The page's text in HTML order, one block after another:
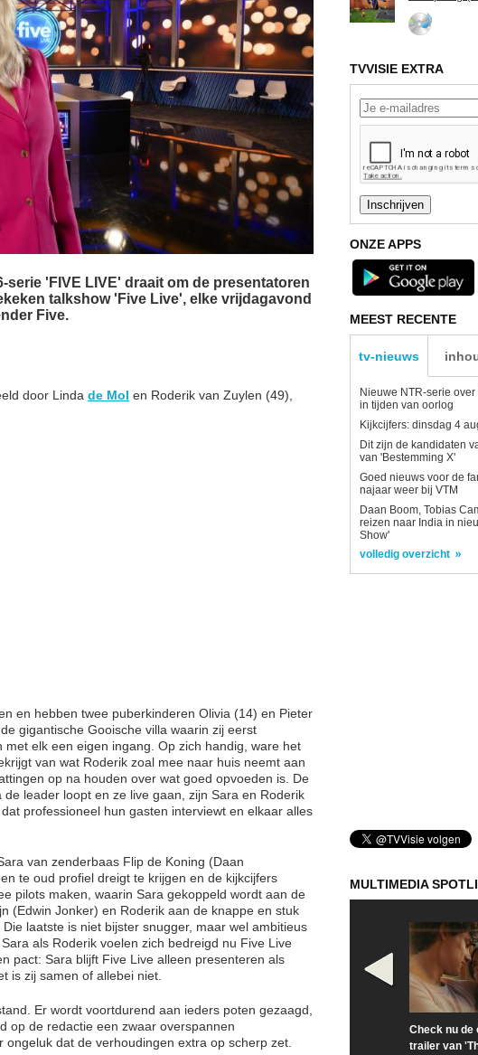
'FIVE LIVE' draait om de presentatoren
talkshow 'Five Live', elke vrijdagavond
Five.
door Linda de Mol en Roderik van Zuylen (49),
en hebben twee puberkinderen Olivia (14) en Pieter
gigantische Gooische villa waarin zij eerst
elk een eigen ingang. Op zich handig, ware het
van wat Roderik zoal mee naar huis neemt aan
op na houden over wat goed opvoeden is. De
leader loopt en ze live gaan, zijn Sara en Roderik
professioneel hun gasten interviewt en elkaar alles
van zenderbaas Flip de Koning (Daan
te oud profiel dreigt te krijgen en de kijkcijfers
pilots maken, waarin Sara gekoppeld wordt aan de
(Edwin Jonker) en Roderik aan de knappe en stuk
laatste is niet bijster snugger, maar wel ambitieus
als Roderik voelen zich bedreigd nu Five Live
pact: Sara blijft Five Live alleen presenteren als
is zij samen of allebei niet.
Er wordt voortdurend aan ieders poten gezaagd,
op de redactie een zwaar overspannen
dat de verhoudingen extra op scherp zet.
TVVISIE EXTRA
ONZE APPS
MEEST RECENTE
tv-nieuws
Nieuwe NTR-serie
in tijden van oorlog
Kijkcijfers: dinsdag 4
Dit zijn de kandidaten
van 'Bestemming X'
Goed nieuws voor de
najaar weer bij VTM
Daan Boom, Tobias
reizen naar India in
Show'
volledig overzicht
MULTIMEDIA
Check nu de
trailer van